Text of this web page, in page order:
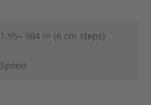
1.95– 984 m (6 cm steps)
Speed